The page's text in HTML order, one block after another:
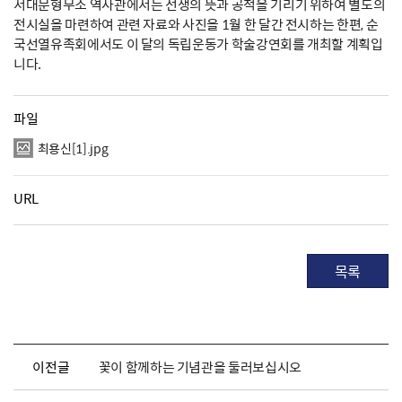
서대문형무소 역사관에서는 선생의 뜻과 공적을 기리기 위하여 별도의
전시실을 마련하여 관련 자료와 사진을 1월 한 달간 전시하는 한편, 순
국선열유족회에서도 이 달의 독립운동가 학술강연회를 개최할 계획입
니다.
파일
최용신[1].jpg
URL
목록
이전글 꽃이 함께하는 기념관을 둘러보십시오